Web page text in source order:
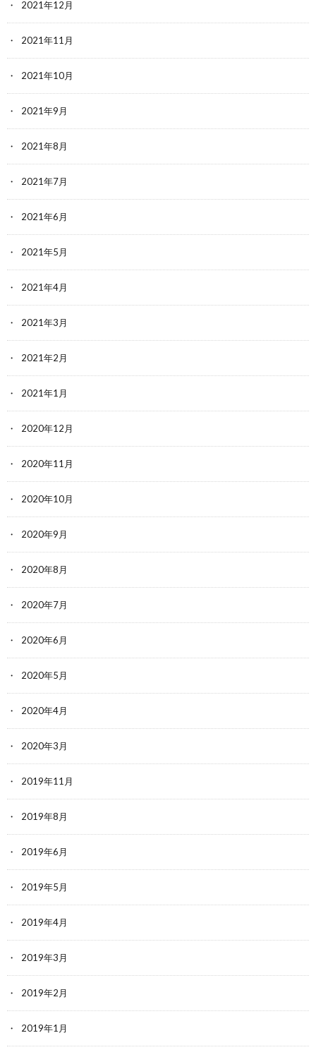
2021年12月
2021年11月
2021年10月
2021年9月
2021年8月
2021年7月
2021年6月
2021年5月
2021年4月
2021年3月
2021年2月
2021年1月
2020年12月
2020年11月
2020年10月
2020年9月
2020年8月
2020年7月
2020年6月
2020年5月
2020年4月
2020年3月
2019年11月
2019年8月
2019年6月
2019年5月
2019年4月
2019年3月
2019年2月
2019年1月